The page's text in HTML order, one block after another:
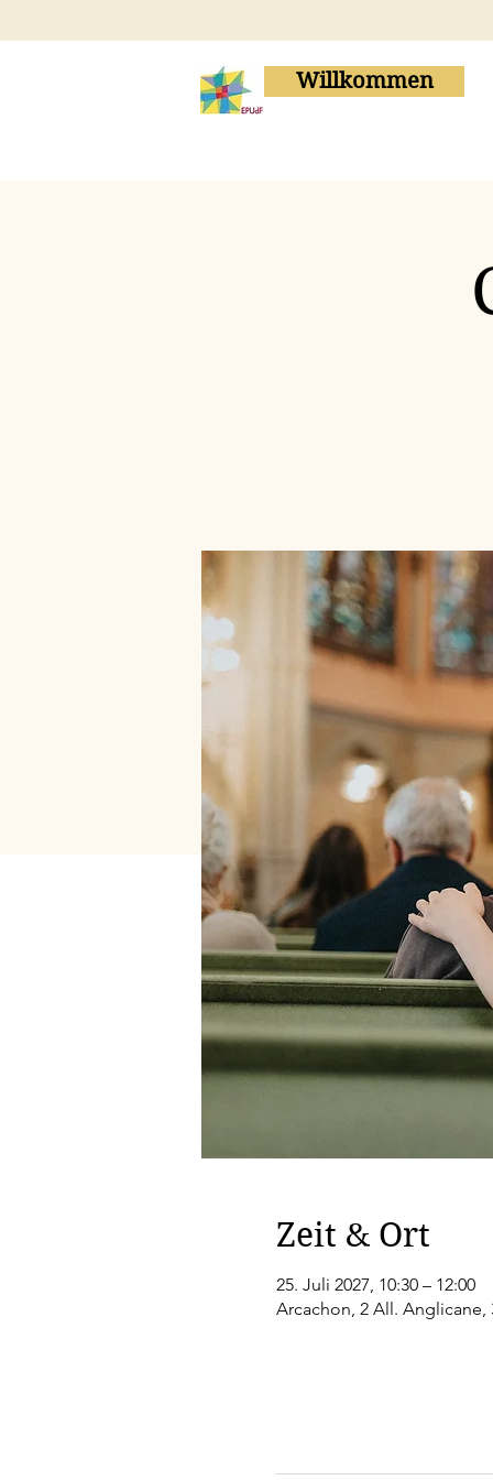
Willkommen
Zeit & Ort
25. Juli 2027, 10:30 – 12:00
Arcachon, 2 All. Anglicane,